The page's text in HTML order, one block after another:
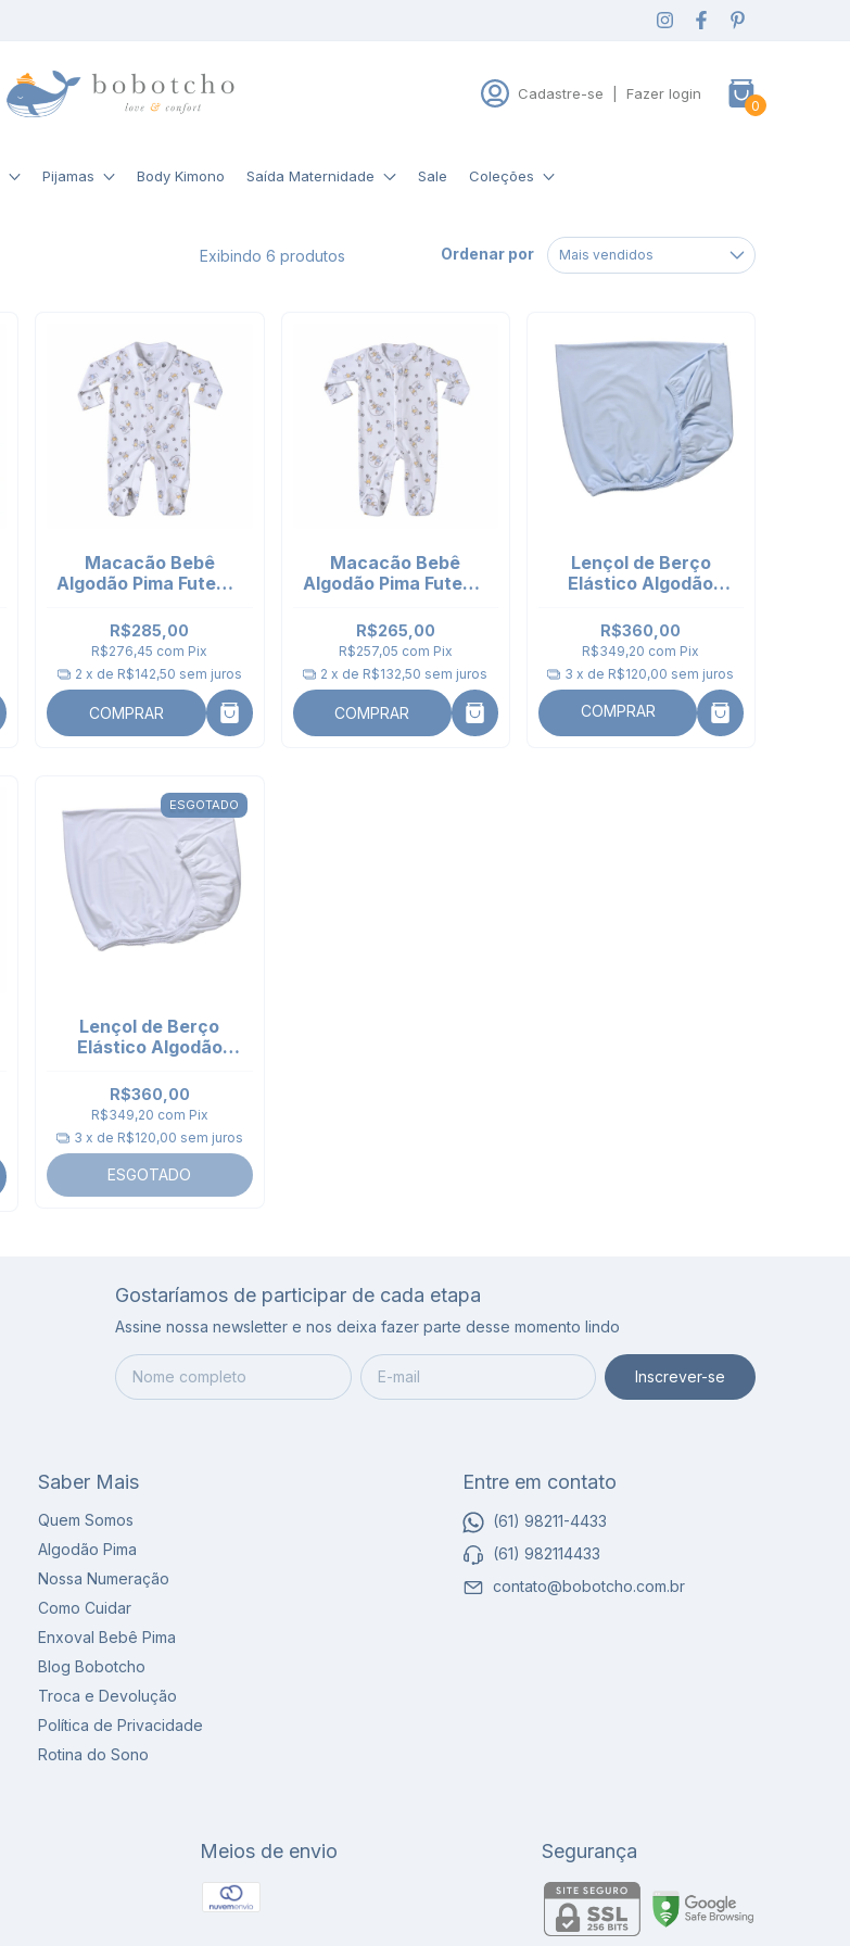
Cadastre-se Fazer login
0
Pijamas Body Kimono Saída Maternidade Sale Coleções
Exibindo 6 produtos Ordenar por
Macacão Bebê
Algodão Pima Futebol
R$285,00
R$276,45 com Pix
2 x de R$142,50 sem juros
COMPRAR
Macacão Bebê
Algodão Pima Futebol
R$265,00
R$257,05 com Pix
2 x de R$132,50 sem juros
COMPRAR
Lençol de Berço
Elástico Algodão
R$360,00
R$349,20 com Pix
3 x de R$120,00 sem juros
COMPRAR
ESGOTADO
Lençol de Berço
Elástico Algodão
- Mais conforto para
o sono do bebê
R$360,00
R$349,20 com Pix
3 x de R$120,00 sem juros
ESGOTADO
Gostaríamos de participar de cada etapa
Assine nossa newsletter e nos deixa fazer parte desse momento lindo
Saber Mais
Quem Somos
Algodão Pima
Nossa Numeração
Como Cuidar
Enxoval Bebê Pima
Blog Bobotcho
Troca e Devolução
Política de Privacidade
Rotina do Sono
Entre em contato
(61) 98211-4433
(61) 982114433
contato@bobotcho.com.br
Meios de envio Segurança